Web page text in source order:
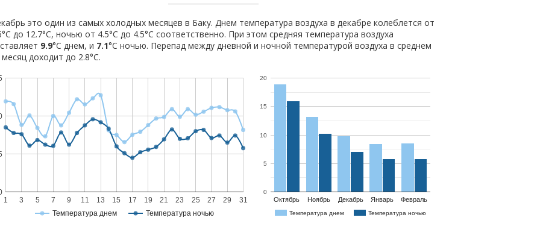
это один из самых холодных месяцев в Баку. Днем температура воздуха в декабре колеблется от
до 12.7°C, ночью от 4.5°C до 4.5°C соответственно. При этом средняя температура воздуха
9.9°C днем, и 7.1°C ночью. Перепад между дневной и ночной температурой воздуха в среднем
месяц доходит до 2.8°С.
Температура днем Температура ночью
1 3 5 7 9 11 13 15 17 19 21 23 25 27 29 31
Температура днем Температура ночью
Октябрь Ноябрь Декабрь Январь Февраль
0
5
10
15
20